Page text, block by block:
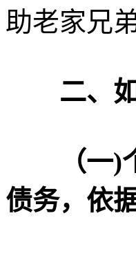
助老家兄
二、
（一
债务，依